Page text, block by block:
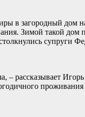
в загородный дом
Зимой такой дом
супруги
– рассказывает